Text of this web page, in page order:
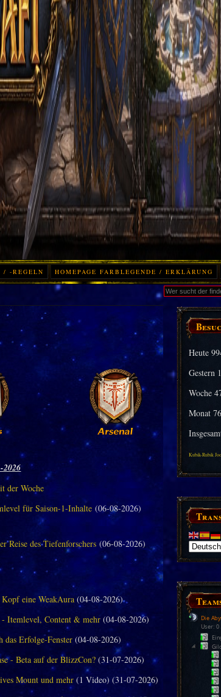
/ -REGELN HOMEPAGE FARBLEGENDE / ERKLÄRUNG
Heute
Gestern
Woche
Monat
Kubik-Rubik
Die
User:
2026
der Woche
für Saison-1-Inhalte(06-08-2026)
Reise des Tiefenforschers(06-08-2026)
Kopf eine WeakAura (04-08-2026)
- Itemlevel, Content & mehr(04-08-2026)
das Erfolge-Fenster(04-08-2026)
- Beta auf der BlizzCon? (31-07-2026)
Mount und mehr(1 Video) (31-07-2026)